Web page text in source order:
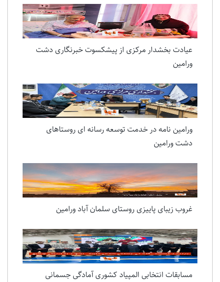
عیادت بخشدار مرکزی از پیشکسوت خبرنگاری دشت
ورامین
ورامین نامه در خدمت توسعه رسانه ای روستاهای
دشت ورامین
غروب زیبای پاییزی روستای سلمان آباد ورامین
مسابقات انتخابی المپیاد کشوری آمادگی جسمانی